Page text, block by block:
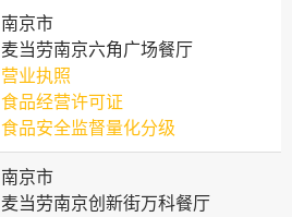
南京市
麦当劳南京六角广场餐厅
营业执照
食品经营许可证
食品安全监督量化分级
南京市
麦当劳南京创新街万科餐厅